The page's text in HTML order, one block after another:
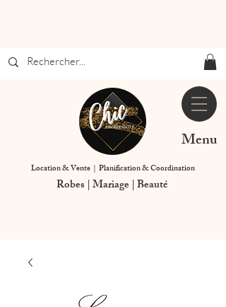
Menu
Location & Vente | Planification & Coordination
Robes | Mariage | Beauté